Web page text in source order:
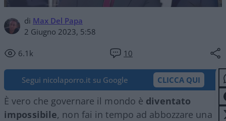
di Max Del Papa
2 Giugno 2023, 5:58
6.1k 10
Segui nicolaporro.it su Google CLICCA QUI
È vero che governare il mondo è diventato
impossibile, non fai in tempo ad abbozzare una